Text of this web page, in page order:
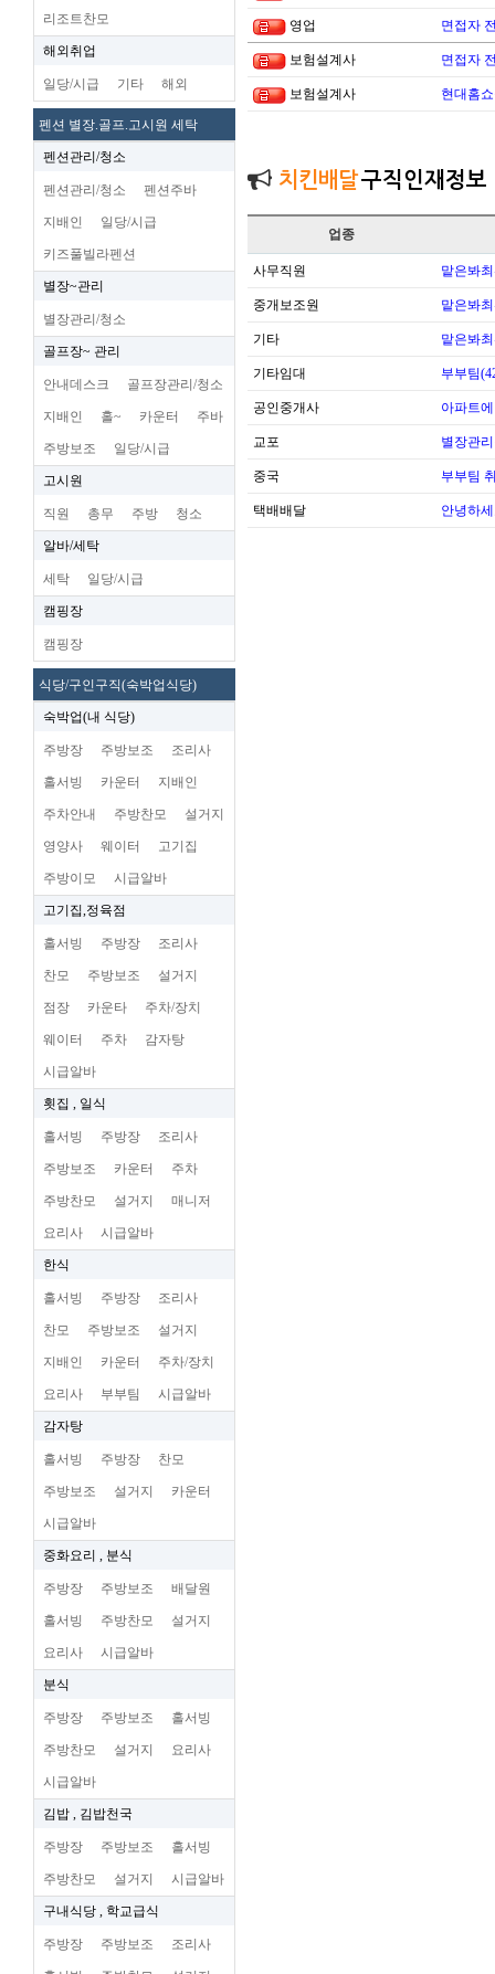
리조트찬모
해외취업
일당/시급 기타 해외
펜션 별장.골프.고시원 세탁
펜션관리/청소
펜션관리/청소 펜션주바
지배인 일당/시급
키즈풀빌라펜션
별장~관리
별장관리/청소
골프장~ 관리
안내데스크 골프장관리/청소
지배인 홀~ 카운터 주바
주방보조 일당/시급
고시원
직원 총무 주방 청소
알바/세탁
세탁 일당/시급
캠핑장
캠핑장
식당/구인구직(숙박업식당)
숙박업(내 식당)
주방장 주방보조 조리사
홀서빙 카운터 지배인
주차안내 주방찬모 설거지
영양사 웨이터 고기집
주방이모 시급알바
고기집,정육점
홀서빙 주방장 조리사
찬모 주방보조 설거지
점장 카운타 주차/장치
웨이터 주차 감자탕
시급알바
횟집 , 일식
홀서빙 주방장 조리사
주방보조 카운터 주차
주방찬모 설거지 매니저
요리사 시급알바
한식
홀서빙 주방장 조리사
찬모 주방보조 설거지
지배인 카운터 주차/장치
요리사 부부팀 시급알바
감자탕
홀서빙 주방장 찬모
주방보조 설거지 카운터
시급알바
중화요리 , 분식
주방장 주방보조 배달원
홀서빙 주방찬모 설거지
요리사 시급알바
분식
주방장 주방보조 홀서빙
주방찬모 설거지 요리사
시급알바
김밥 , 김밥천국
주방장 주방보조 홀서빙
주방찬모 설거지 시급알바
구내식당 , 학교급식
주방장 주방보조 조리사
영업 면접자
보험설계사 면접자
보험설계사 현대홈
치킨배달구직인재정보
업종
사무직원 맡은봐
중개보조원 맡은봐
기타 맡은봐
기타임대 부부팀
공인중개사 아파트
교포 별장관
중국 부부팀
택배배달 안녕하